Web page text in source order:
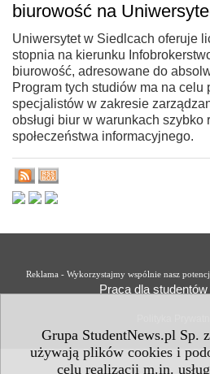
Grupa StudentNews.pl Sp.
używają plików cookies i
celu realizacji m.in.
biurowość na
Uniwersytet w Siedlcach oferuje
stopnia na kierunku
biurowość, adresowane do
Program tych studiów ma na celu
specjalistów w zakresie
obsługi biur w warunkach
społeczeństwa informacyjnego.
Reklama - Wykorzystajmy wspólnie nasz
Praca dla studentów